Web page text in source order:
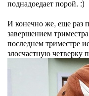
поднадоедает порой. :)
И конечно же, еще раз
завершением
последнем триместре
злосчастную четверку